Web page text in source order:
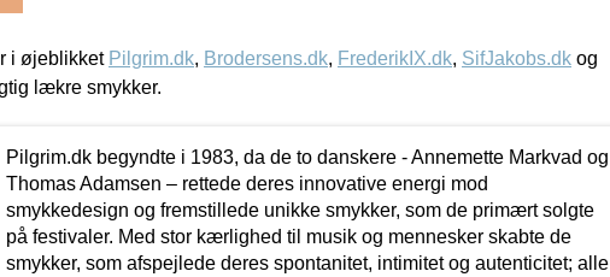
i øjeblikket Pilgrim.dk, Brodersens.dk, FrederikIX.dk, SifJakobs.dk og
lækre smykker.
Pilgrim.dk begyndte i 1983, da de to danskere - Annemette Markvad og
Thomas Adamsen – rettede deres innovative energi mod
smykkedesign og fremstillede unikke smykker, som de primært solgte
på festivaler. Med stor kærlighed til musik og mennesker skabte de
smykker, som afspejlede deres spontanitet, intimitet og autenticitet; alle